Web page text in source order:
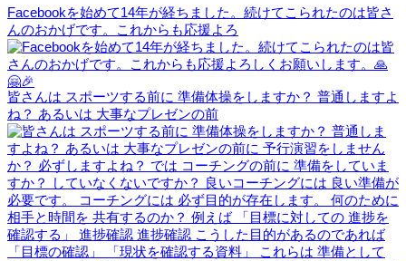
Facebookを始めて14年が経ちました。続けてこられたのは皆さ
んのおかげです。これからも応援よろ
皆さんは スポーツする前に 準備体操をしますか？ 普通しますよ
ね？ あるいは 大事なプレゼンの前